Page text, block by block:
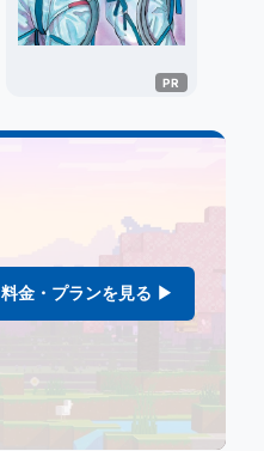
料金・プランを見る ▶